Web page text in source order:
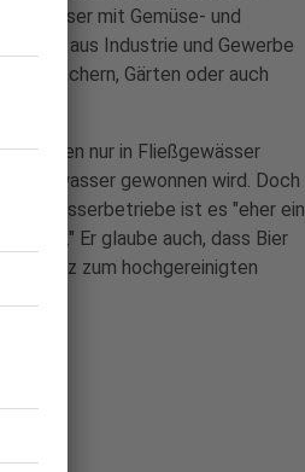
mit Gemüse- und
aus Industrie und Gewerbe
Dächern, Gärten oder auch
nur in Fließgewässer
Trinkwasser gewonnen wird. Doch
der Wasserbetriebe ist es "eher ein
ist." Er glaube auch, dass Bier
zum hochgereinigten